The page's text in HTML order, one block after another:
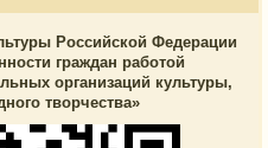
Российской Федерации
граждан работой
организаций культуры,
творчества»